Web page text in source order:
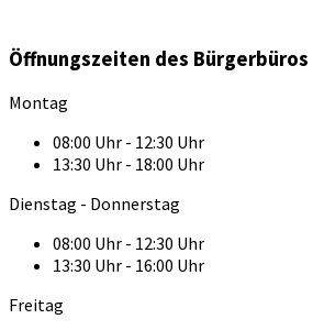
Öffnungszeiten des Bürgerbüros
Montag
08:00 Uhr - 12:30 Uhr
13:30 Uhr - 18:00 Uhr
Dienstag - Donnerstag
08:00 Uhr - 12:30 Uhr
13:30 Uhr - 16:00 Uhr
Freitag